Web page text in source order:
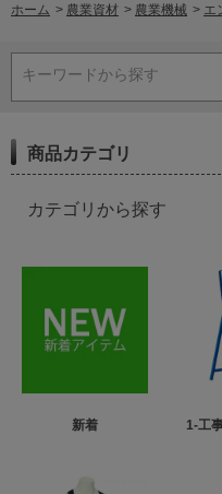
ホーム > 農業資材 > 農業機械 > エ
キーワードから探す
商品カテゴリ
カテゴリから探す
新着
1-工